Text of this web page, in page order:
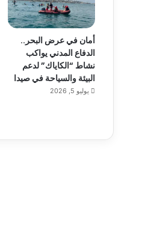
أمان في عرض البحر..
الدفاع المدني يواكب
نشاط “الكاياك” لدعم
البيئة والسياحة في صيدا
يوليو 5, 2026